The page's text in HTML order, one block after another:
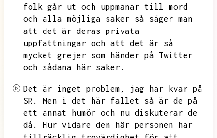
folk går ut och uppmanar till mord
och alla möjliga saker så säger man
att det är deras privata
uppfattningar och att det är så
mycket grejer som händer på Twitter
och sådana här saker.
Det är inget problem,
jag har kvar på
SR.
Men i det här fallet så är de på
ett annat humör och nu diskuterar de
då.
Hur vidare den här personen har